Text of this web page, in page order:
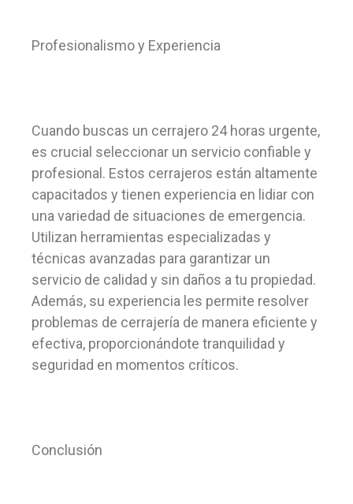
Profesionalismo y Experiencia
Cuando buscas un cerrajero 24 horas urgente,
es crucial seleccionar un servicio confiable y
profesional. Estos cerrajeros están altamente
capacitados y tienen experiencia en lidiar con
una variedad de situaciones de emergencia.
Utilizan herramientas especializadas y
técnicas avanzadas para garantizar un
servicio de calidad y sin daños a tu propiedad.
Además, su experiencia les permite resolver
problemas de cerrajería de manera eficiente y
efectiva, proporcionándote tranquilidad y
seguridad en momentos críticos.
Conclusión